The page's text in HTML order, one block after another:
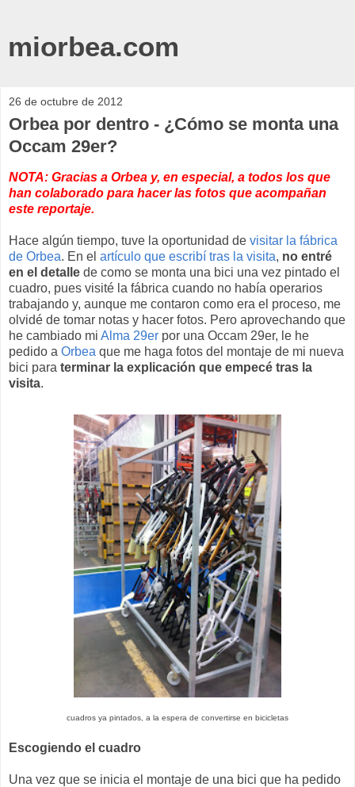
miorbea.com
26 de octubre de 2012
Orbea por dentro - ¿Cómo se monta una
Occam 29er?
NOTA: Gracias a Orbea y, en especial, a todos los que
han colaborado para hacer las fotos que acompañan
este reportaje.
Hace algún tiempo, tuve la oportunidad de visitar la fábrica
de Orbea. En el artículo que escribí tras la visita, no entré
en el detalle de como se monta una bici una vez pintado el
cuadro, pues visité la fábrica cuando no había operarios
trabajando y, aunque me contaron como era el proceso, me
olvidé de tomar notas y hacer fotos. Pero aprovechando que
he cambiado mi Alma 29er por una Occam 29er, le he
pedido a Orbea que me haga fotos del montaje de mi nueva
bici para terminar la explicación que empecé tras la
visita.
cuadros ya pintados, a la espera de convertirse en bicicletas
Escogiendo el cuadro
Una vez que se inicia el montaje de una bici que ha pedido